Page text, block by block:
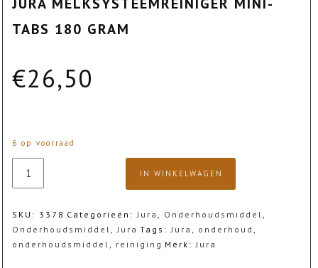
JURA MELKSYSTEEMREINIGER MINI-
TABS 180 GRAM
€26,50
6 op voorraad
Melksysteemreiniger
Tabs
180
gram
IN WINKELWAGEN
SKU: 3378 Categorieën:Jura, Onderhoudsmiddel,
Onderhoudsmiddel,Jura Tags:Jura, onderhoud,
onderhoudsmiddel, reiniging Merk:Jura